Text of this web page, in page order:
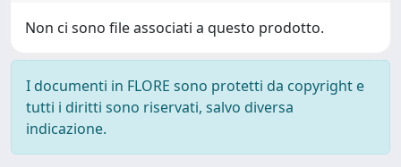
Non ci sono file associati a questo prodotto.
I documenti in FLORE sono protetti da copyright e
tutti i diritti sono riservati, salvo diversa
indicazione.